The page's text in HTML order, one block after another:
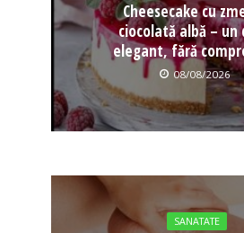
Cheesecake cu
ciocolată albă – un
elegant, fără
08/08/2026
SANATATE